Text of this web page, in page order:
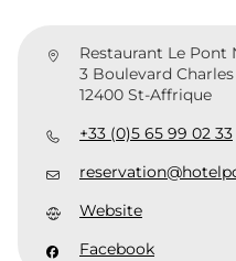
Restaurant Le Pont
3 Boulevard
12400 St-Affrique
+33 (0)5 65 99 02 33
Website
Facebook